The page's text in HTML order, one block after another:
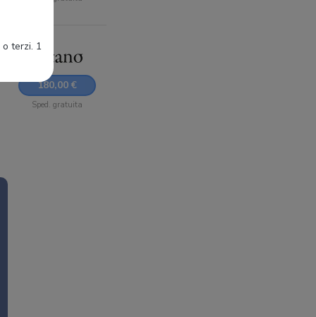
180,00 €
Sped. gratuita
terzi. 1